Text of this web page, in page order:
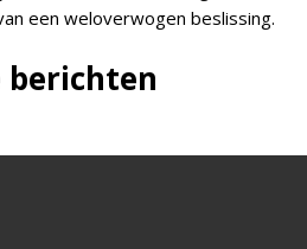
een weloverwogen beslissing.
berichten